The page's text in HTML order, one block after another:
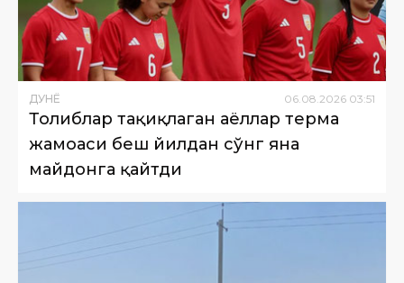
ДУНË 06.08.2026 03:51
Толиблар тақиқлаган аёллар терма
жамоаси беш йилдан сўнг яна
майдонга қайтди